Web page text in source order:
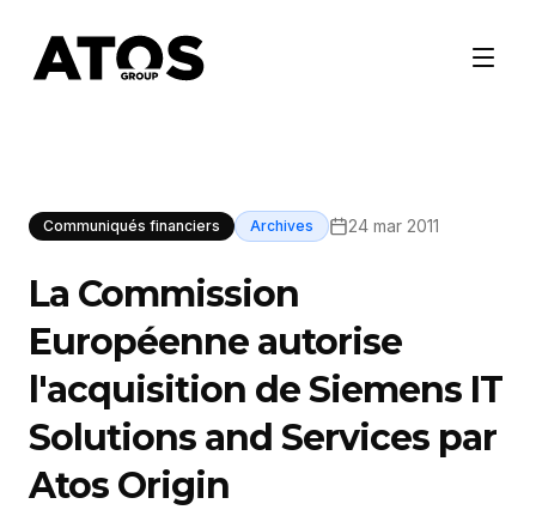
Communiqués financiers Archives 24 mar 2011
La Commission
Européenne autorise
l'acquisition de Siemens IT
Solutions and Services par
Atos Origin